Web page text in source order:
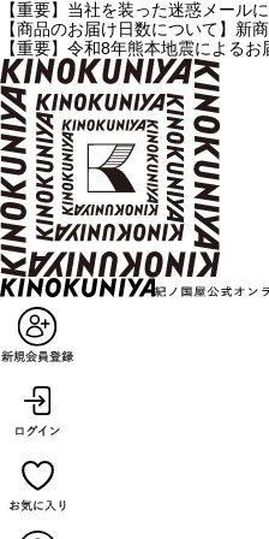
【重要】当社を装った迷惑メー
【商品のお届け日数について】新
【重要】令和8年熊本地震による